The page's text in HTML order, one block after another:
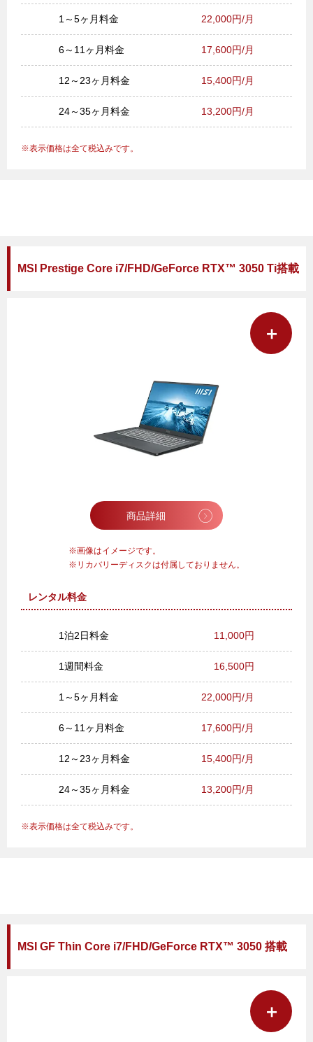
1～5ヶ月料金 22,000円/月
6～11ヶ月料金 17,600円/月
12～23ヶ月料金 15,400円/月
24～35ヶ月料金 13,200円/月
表示価格は全て税込みです。
MSI Prestige Core i7/FHD/GeForce RTX™ 3050 Ti搭載
＋
商品詳細
画像はイメージです。
リカバリーディスクは付属しておりません。
レンタル料金
1泊2日料金 11,000円
1週間料金 16,500円
1～5ヶ月料金 22,000円/月
6～11ヶ月料金 17,600円/月
12～23ヶ月料金 15,400円/月
24～35ヶ月料金 13,200円/月
表示価格は全て税込みです。
MSI GF Thin Core i7/FHD/GeForce RTX™ 3050 搭載
＋